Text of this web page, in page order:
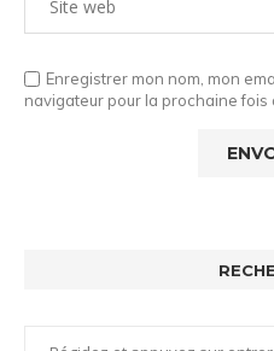
Enregistrer mon nom, mon
navigateur pour la prochaine fois